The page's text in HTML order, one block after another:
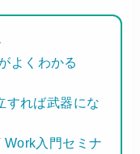
よくわかる
すれば武器にな
入門セミナ